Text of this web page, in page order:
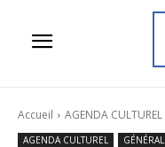
Accueil AGENDA CULTUREL
AGENDA CULTUREL GÉNÉRAL